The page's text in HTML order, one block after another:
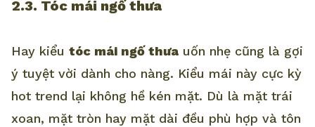
2.3. Tóc mái ngố thưa
Hay kiểu tóc mái ngố thưa uốn nhẹ cũng là gợi
ý tuyệt vời dành cho nàng. Kiểu mái này cực kỳ
hot trend lại không hề kén mặt. Dù là mặt trái
xoan, mặt tròn hay mặt dài đều phù hợp và tôn